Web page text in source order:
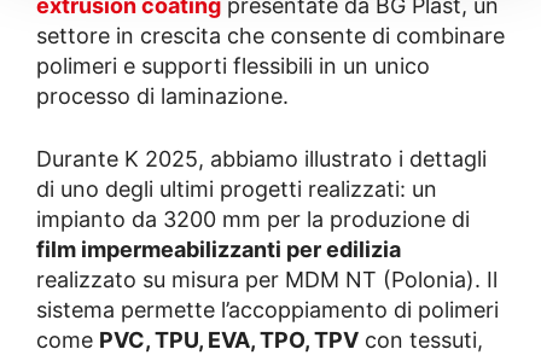
extrusion coating presentate da BG Plast, un
settore in crescita che consente di combinare
polimeri e supporti flessibili in un unico
processo di laminazione.
Durante K 2025, abbiamo illustrato i dettagli
di uno degli ultimi progetti realizzati: un
impianto da 3200 mm per la produzione di
film impermeabilizzanti per edilizia
realizzato su misura per MDM NT (Polonia). Il
sistema permette l’accoppiamento di polimeri
come PVC, TPU, EVA, TPO, TPV con tessuti,